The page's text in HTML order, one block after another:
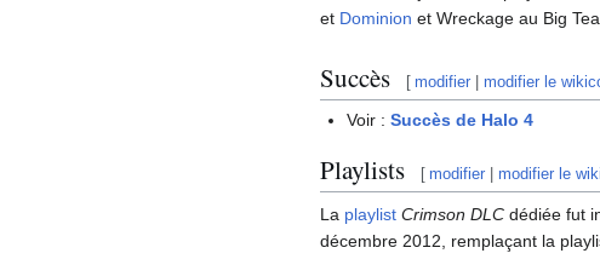
et Dominion et Wreckage au Big
Succès [ modifier |modifier le
Voir :Succès de Halo 4
Playlists [ modifier |modifier le
La playlist Crimson DLC dédiée fut
décembre 2012, remplaçant la